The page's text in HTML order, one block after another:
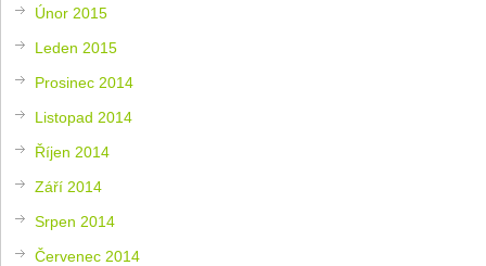
Únor 2015
Leden 2015
Prosinec 2014
Listopad 2014
Říjen 2014
Září 2014
Srpen 2014
Červenec 2014